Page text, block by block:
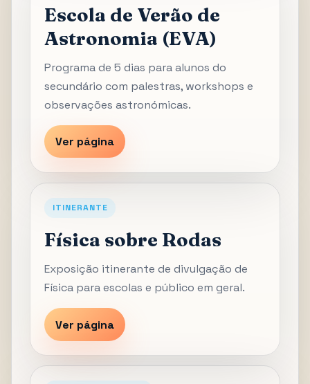
Escola de Verão de
Astronomia (EVA)
Programa de 5 dias para alunos do
secundário com palestras, workshops e
observações astronómicas.
Ver página
ITINERANTE
Física sobre Rodas
Exposição itinerante de divulgação de
Física para escolas e público em geral.
Ver página